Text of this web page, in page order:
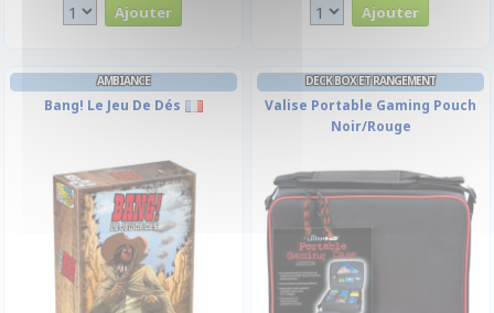
AMBIANCE
Bang! Le Jeu De Dés
DECK BOX ET RANGEMENT
Valise Portable Gaming Pouch
Noir/Rouge